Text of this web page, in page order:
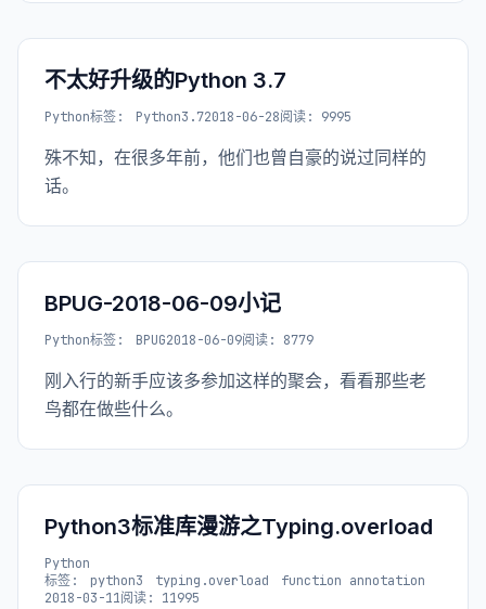
不太好升级的Python 3.7
Python标签: Python3.72018-06-28阅读: 9995
殊不知，在很多年前，他们也曾自豪的说过同样的
话。
BPUG-2018-06-09小记
Python标签: BPUG2018-06-09阅读: 8779
刚入行的新手应该多参加这样的聚会，看看那些老
鸟都在做些什么。
Python3标准库漫游之Typing.overload
Python
标签:
python3 typing.overload
function annotation
2018-03-11阅读: 11995